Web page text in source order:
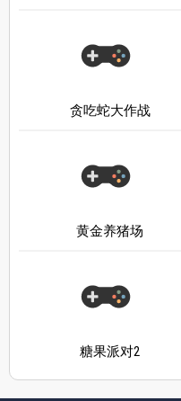
贪吃蛇大作战
黄金养猪场
糖果派对2